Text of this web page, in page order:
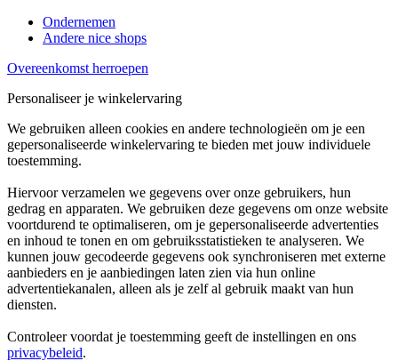
Ondernemen
Andere nice shops
Overeenkomst herroepen
Personaliseer je winkelervaring
We gebruiken alleen cookies en andere technologieën om je een
gepersonaliseerde winkelervaring te bieden met jouw individuele
toestemming.
Hiervoor verzamelen we gegevens over onze gebruikers, hun
gedrag en apparaten. We gebruiken deze gegevens om onze website
voortdurend te optimaliseren, om je gepersonaliseerde advertenties
en inhoud te tonen en om gebruiksstatistieken te analyseren. We
kunnen jouw gecodeerde gegevens ook synchroniseren met externe
aanbieders en je aanbiedingen laten zien via hun online
advertentiekanalen, alleen als je zelf al gebruik maakt van hun
diensten.
Controleer voordat je toestemming geeft de instellingen en ons
privacybeleid.